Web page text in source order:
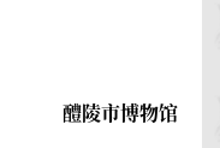
醴陵市博物馆